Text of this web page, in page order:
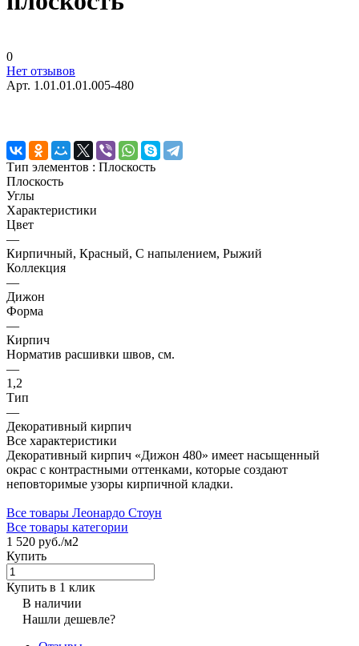
0
Нет отзывов
Арт. 1.01.01.01.005-480
Тип элементов : Плоскость
Плоскость
Углы
Характеристики
Цвет
—
Кирпичный, Красный, С напылением, Рыжий
Коллекция
—
Дижон
Форма
—
Кирпич
Норматив расшивки швов, см.
—
1,2
Тип
—
Декоративный кирпич
Все характеристики
Декоративный кирпич «Дижон 480» имеет насыщенный
окрас с контрастными оттенками, которые создают
неповторимые узоры кирпичной кладки.
Все товары Леонардо Стоун
Все товары категории
1 520 руб./м2
Купить
Купить в 1 клик
В наличии
Нашли дешевле?